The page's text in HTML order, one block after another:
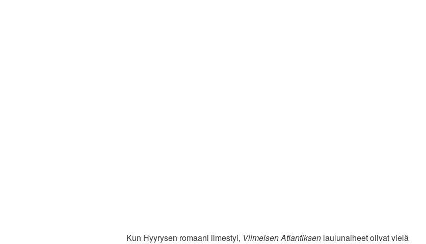
Kun Hyyrysen romaani ilmestyi, Viimeisen Atlantiksen laulunaiheet olivat vielä